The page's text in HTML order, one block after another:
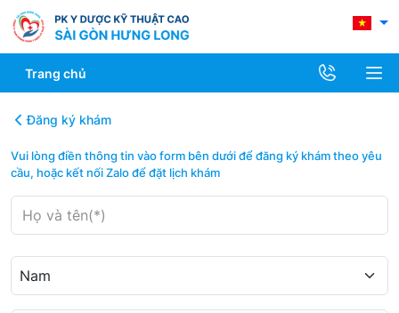
Trang chủ
Đăng ký khám
Vui lòng điền thông tin vào form bên dưới để đăng ký khám theo yêu
cầu, hoặc kết nối Zalo để đặt lịch khám